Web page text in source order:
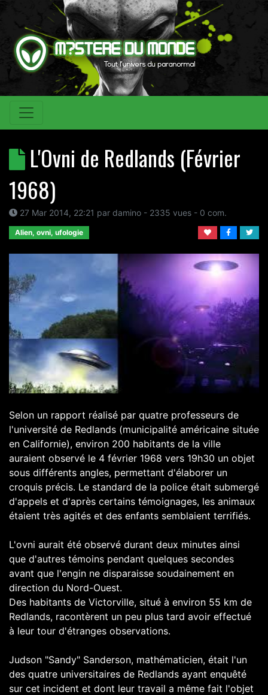
L'Ovni de Redlands (Février
1968)
27 Mar 2014, 22:21 par damino - 2335 vues - 0 com.
Alien, ovni, ufologie
Selon un rapport réalisé par quatre professeurs de
l'université de Redlands (municipalité américaine située
en Californie), environ 200 habitants de la ville
auraient observé le 4 février 1968 vers 19h30 un objet
sous différents angles, permettant d'élaborer un
croquis précis. Le standard de la police était submergé
d'appels et d'après certains témoignages, les animaux
étaient très agités et des enfants semblaient terrifiés.
L'ovni aurait été observé durant deux minutes ainsi
que d'autres témoins pendant quelques secondes
avant que l'engin ne disparaisse soudainement en
direction du Nord-Ouest.
Des habitants de Victorville, situé à environ 55 km de
Redlands, racontèrent un peu plus tard avoir effectué
à leur tour d'étranges observations.
Judson "Sandy" Sanderson, mathématicien, était l'un
des quatre universitaires de Redlands ayant enquêté
sur cet incident et dont leur travail a même fait l'objet